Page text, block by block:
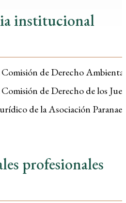
institucional
de Derecho
de Derecho de los
de la Asociación
profesionales